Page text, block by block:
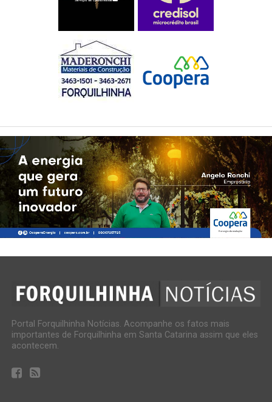
Portal Forquilhinha Notícias. Acompanhe os fatos mais
importantes de Forquilhinha em Santa Catarina assim que eles
acontecem.